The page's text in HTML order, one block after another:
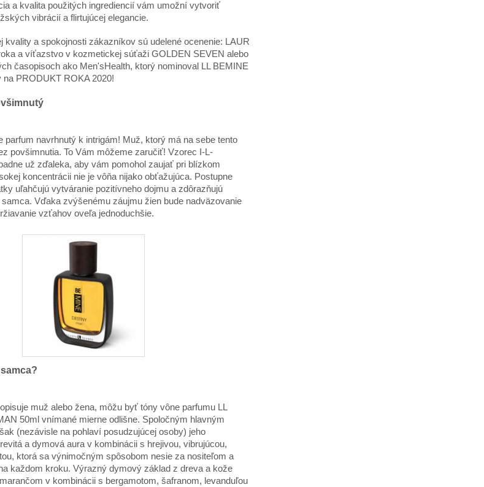
a kvalita použitých ingrediencií vám umožní vytvoriť
vibrácií a flirtujúcej elegancie.
kvality a spokojnosti zákazníkov sú udelené ocenenie: LAUR
a víťazstvo v kozmetickej súťaži GOLDEN SEVEN alebo
časopisoch ako Men'sHealth, ktorý nominoval LL BEMINE
na PRODUKT ROKA 2020!
parfum navrhnutý k intrigám! Muž, ktorý má na sebe tento
povšimnutia. To Vám môžeme zaručiť! Vzorec I-L-
už zďaleka, aby vám pomohol zaujať pri blízkom
koncentrácii nie je vôňa nijako obťažujúca. Postupne
uľahčujú vytváranie pozitívneho dojmu a zdôrazňujú
Vďaka zvýšenému záujmu žien bude nadväzovanie
vzťahov oveľa jednoduchšie.
muž alebo žena, môžu byť tóny vône parfumu LL
50ml vnímané mierne odlišne. Spoločným hlavným
(nezávisle na pohlaví posudzujúcej osoby) jeho
a dymová aura v kombinácii s hrejivou, vibrujúcou,
ktorá sa výnimočným spôsobom nesie za nositeľom a
každom kroku. Výrazný dymový základ z dreva a kože
v kombinácii s bergamotom, šafranom, levanduľou